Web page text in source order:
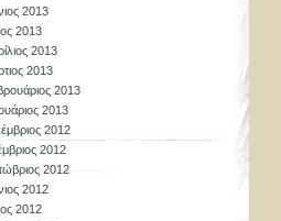
2013
2013
2013
2013
2013
2013
2012
2012
2012
2012
2012